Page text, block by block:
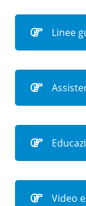
Linee
Video